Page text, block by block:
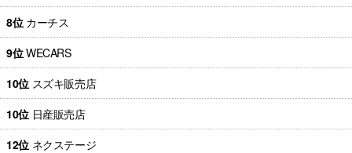
8位 カーチス
9位WECARS
10位 スズキ販売店
10位 日産販売店
12位 ネクステージ